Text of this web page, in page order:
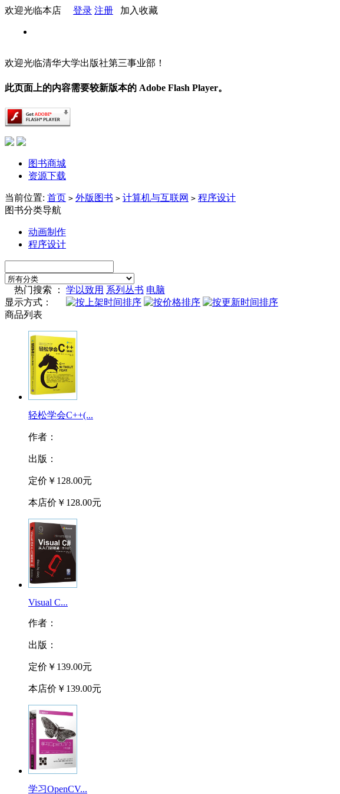
欢迎光临本店 登录 注册 加入收藏
欢迎光临清华大学出版社第三事业部！
此页面上的内容需要较新版本的 Adobe Flash Player。
图书商城
资源下载
当前位置: 首页 > 外版图书 > 计算机与互联网 > 程序设计
图书分类导航
动画制作
程序设计
热门搜索 ： 学以致用 系列丛书 电脑
显示方式：
商品列表
轻松学会C++(...
作者：
出版：
定价 ￥128.00元
本店价 ￥128.00元
Visual C...
作者：
出版：
定价 ￥139.00元
本店价 ￥139.00元
学习OpenCV...